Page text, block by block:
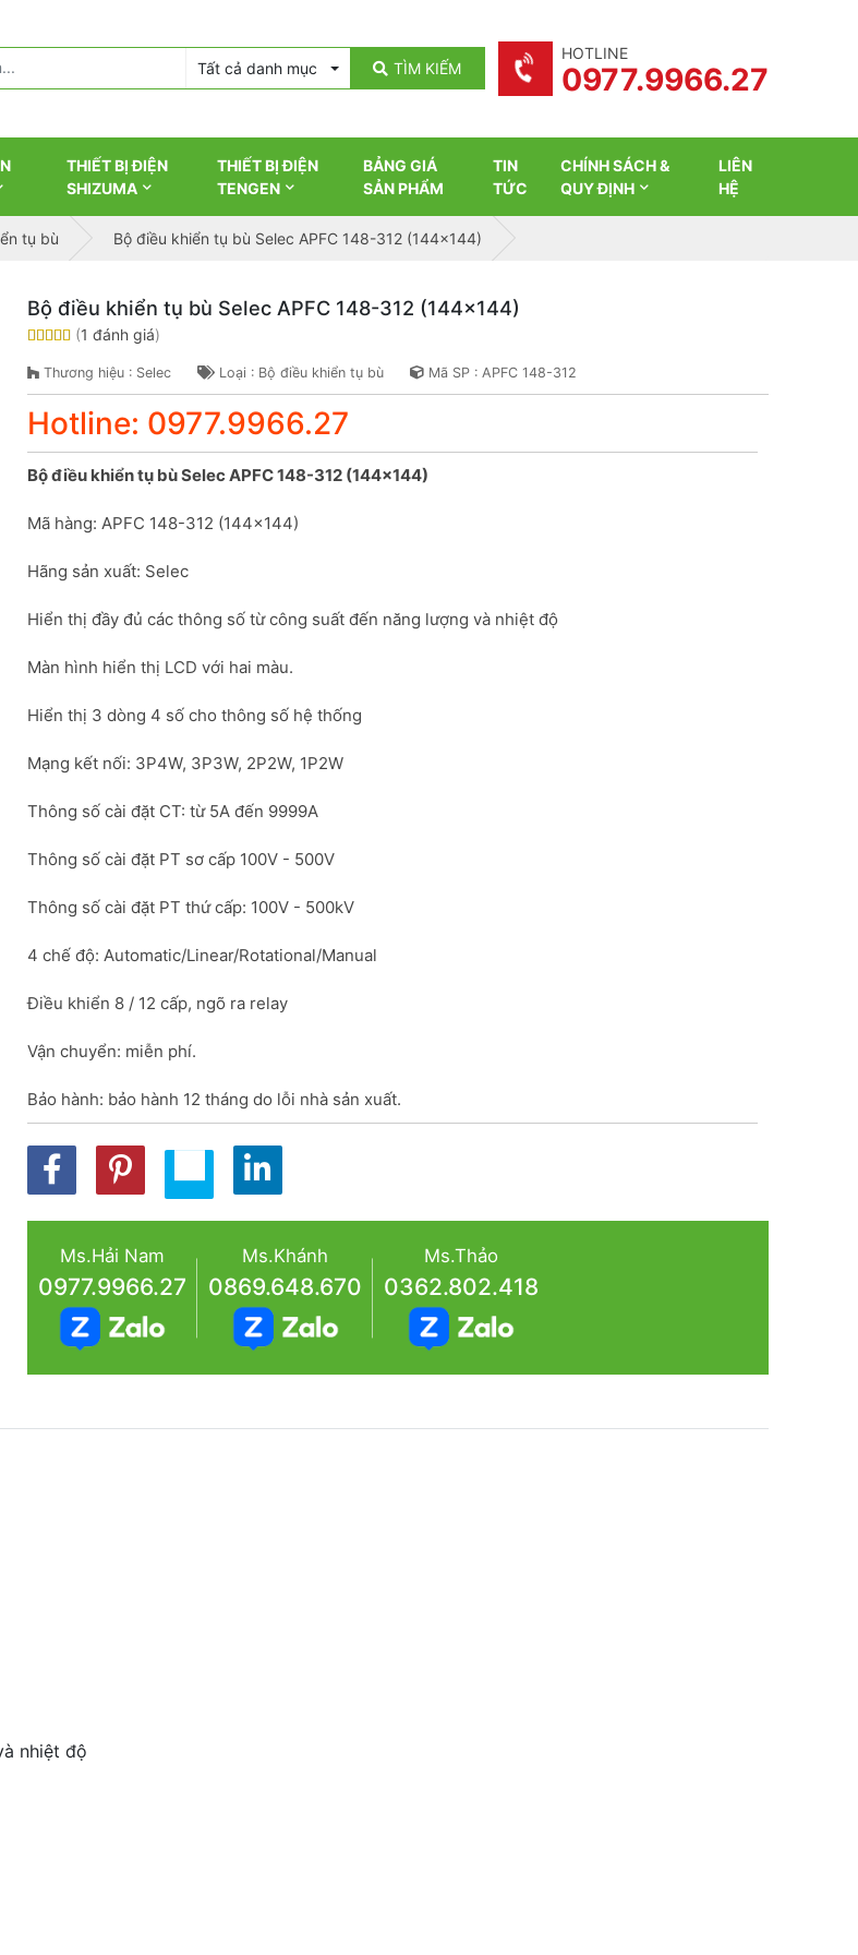
Tất cả danh mục TÌM KIẾM
HOTLINE
0977.9966.27
THIẾT BỊ ĐIỆN
SHIZUMA
THIẾT BỊ ĐIỆN
TENGEN
BẢNG GIÁ
SẢN PHẨM
TIN
TỨC
CHÍNH SÁCH &
QUY ĐỊNH
LIÊN
HỆ
tụ bù Bộ điều khiển tụ bù Selec APFC 148-312 (144x144)
Bộ điều khiển tụ bù Selec APFC 148-312 (144x144)
(1 đánh giá)
Thương hiệu : Selec Loại : Bộ điều khiển tụ bù Mã SP : APFC 148-312
Hotline: 0977.9966.27
Bộ điều khiển tụ bù Selec APFC 148-312 (144x144)
Mã hàng: APFC 148-312 (144x144)
Hãng sản xuất: Selec
Hiển thị đầy đủ các thông số từ công suất đến năng lượng và nhiệt độ
Màn hình hiển thị LCD với hai màu.
Hiển thị 3 dòng 4 số cho thông số hệ thống
Mạng kết nối: 3P4W, 3P3W, 2P2W, 1P2W
Thông số cài đặt CT: từ 5A đến 9999A
Thông số cài đặt PT sơ cấp 100V - 500V
Thông số cài đặt PT thứ cấp: 100V - 500kV
4 chế độ: Automatic/Linear/Rotational/Manual
Điều khiển 8 / 12 cấp, ngõ ra relay
Vận chuyển: miễn phí.
Bảo hành: bảo hành 12 tháng do lỗi nhà sản xuất.
Ms.Hải Nam
0977.9966.27
Ms.Khánh
0869.648.670
Ms.Thảo
0362.802.418
nhiệt độ